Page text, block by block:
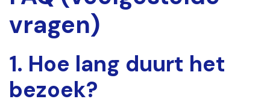
vragen)
1. Hoe lang duurt het
bezoek?